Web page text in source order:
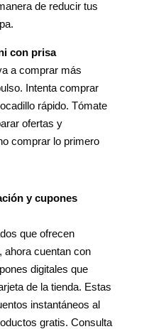
de reducir tus
con prisa
a comprar más
Intenta comprar
rápido. Tómate
ofertas y
comprar lo primero
y cupones
que ofrecen
ahora cuentan con
digitales que
de la tienda. Estas
instantáneos al
gratis. Consulta